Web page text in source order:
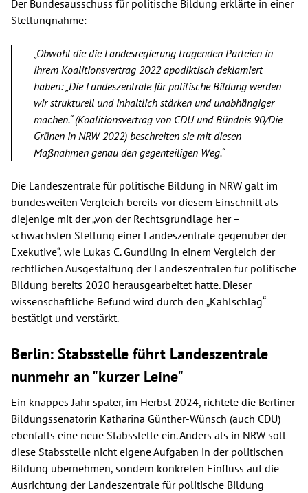
Der Bundesausschuss für politische Bildung erklärte in einer
Stellungnahme:
„Obwohl die die Landesregierung tragenden Parteien in
ihrem Koalitionsvertrag 2022 apodiktisch deklamiert
haben: „Die Landeszentrale für politische Bildung werden
wir strukturell und inhaltlich stärken und unabhängiger
machen.“ (Koalitionsvertrag von CDU und Bündnis 90/Die
Grünen in NRW 2022) beschreiten sie mit diesen
Maßnahmen genau den gegenteiligen Weg.“
Die Landeszentrale für politische Bildung in NRW galt im
bundesweiten Vergleich bereits vor diesem Einschnitt als
diejenige mit der „von der Rechtsgrundlage her –
schwächsten Stellung einer Landeszentrale gegenüber der
Exekutive“, wie Lukas C. Gundling in einem Vergleich der
rechtlichen Ausgestaltung der Landeszentralen für politische
Bildung bereits 2020 herausgearbeitet hatte. Dieser
wissenschaftliche Befund wird durch den „Kahlschlag“
bestätigt und verstärkt.
Berlin: Stabsstelle führt Landeszentrale
nunmehr an "kurzer Leine"
Ein knappes Jahr später, im Herbst 2024, richtete die Berliner
Bildungssenatorin Katharina Günther-Wünsch (auch CDU)
ebenfalls eine neue Stabsstelle ein. Anders als in NRW soll
diese Stabsstelle nicht eigene Aufgaben in der politischen
Bildung übernehmen, sondern konkreten Einfluss auf die
Ausrichtung der Landeszentrale für politische Bildung